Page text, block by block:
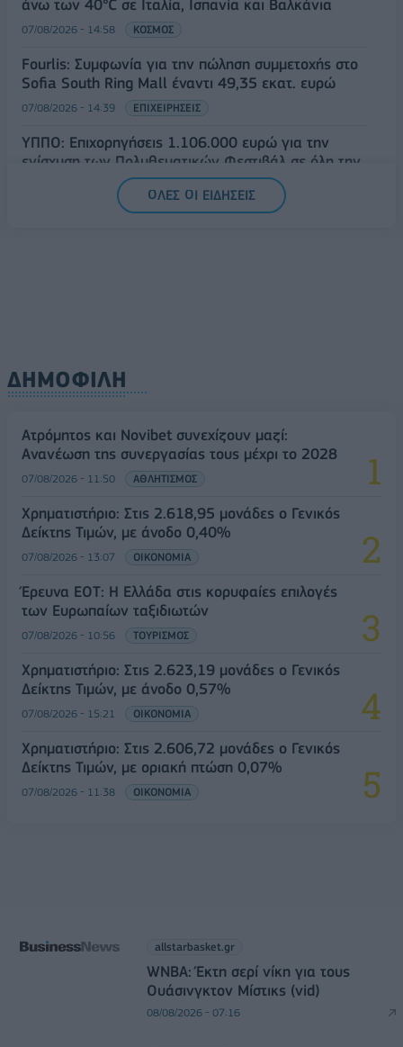
άνω των 40°C σε Ιταλία, Ισπανία και Βαλκάνια
07/08/2026 - 14:58 ΚΟΣΜΟΣ
Fourlis: Συμφωνία για την πώληση συμμετοχής στο
Sofia South Ring Mall έναντι 49,35 εκατ. ευρώ
07/08/2026 - 14:39 ΕΠΙΧΕΙΡΗΣΕΙΣ
ΥΠΠΟ: Επιχορηγήσεις 1.106.000 ευρώ για την
ενίσχυση των Πολυθεματικών Φεστιβάλ σε όλη την
ΟΛΕΣ ΟΙ ΕΙΔΗΣΕΙΣ
ΔΗΜΟΦΙΛΗ
Ατρόμητος και Novibet συνεχίζουν μαζί:
Ανανέωση της συνεργασίας τους μέχρι το 2028
07/08/2026 - 11:50 ΑΘΛΗΤΙΣΜΟΣ
Χρηματιστήριο: Στις 2.618,95 μονάδες ο Γενικός
Δείκτης Τιμών, με άνοδο 0,40%
07/08/2026 - 13:07 ΟΙΚΟΝΟΜΙΑ
Έρευνα ΕΟΤ: Η Ελλάδα στις κορυφαίες επιλογές
των Ευρωπαίων ταξιδιωτών
07/08/2026 - 10:56 ΤΟΥΡΙΣΜΟΣ
Χρηματιστήριο: Στις 2.623,19 μονάδες ο Γενικός
Δείκτης Τιμών, με άνοδο 0,57%
07/08/2026 - 15:21 ΟΙΚΟΝΟΜΙΑ
Χρηματιστήριο: Στις 2.606,72 μονάδες ο Γενικός
Δείκτης Τιμών, με οριακή πτώση 0,07%
07/08/2026 - 11:38 ΟΙΚΟΝΟΜΙΑ
allstarbasket.gr
WNBA: Έκτη σερί νίκη για τους
Ουάσινγκτον Μίστικς (vid)
08/08/2026 - 07:16